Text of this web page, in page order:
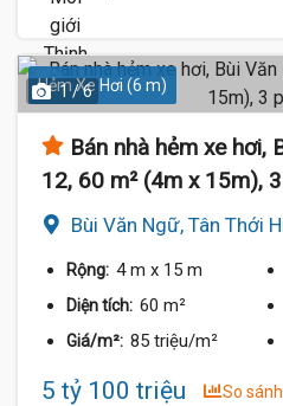
Hẻm Xe Hơi (6 m)
1 / 6
Bán nhà hẻm xe hơi,
12, 60 m² (4m x 15m),
Bùi Văn Ngữ, Tân Thới
Rộng: 4 m x 15 m
Diện tích: 60 m²
Giá/m²: 85 triệu/m²
5 tỷ 100 triệu So sánh